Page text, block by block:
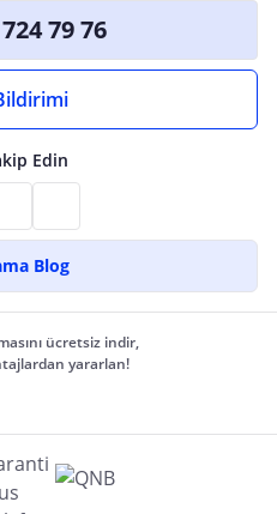
79 76
Edin
Blog
ücretsiz indir,
yararlan!